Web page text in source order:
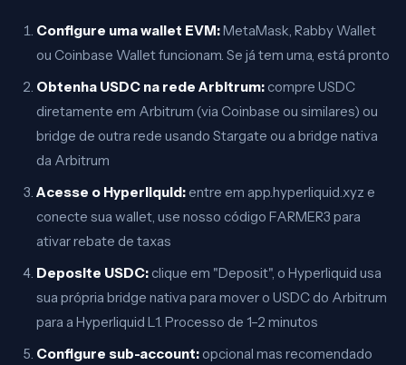
Configure uma wallet EVM:MetaMask, Rabby Wallet
ou Coinbase Wallet funcionam. Se já tem uma, está pronto
Obtenha USDC na rede Arbitrum: compre USDC
diretamente em Arbitrum (via Coinbase ou similares) ou
bridge de outra rede usando Stargate ou a bridge nativa
da Arbitrum
Acesse o Hyperliquid: entre em app.hyperliquid.xyz e
conecte sua wallet, use nosso código FARMER3 para
ativar rebate de taxas
Deposite USDC: clique em "Deposit", o Hyperliquid usa
sua própria bridge nativa para mover o USDC do Arbitrum
para a Hyperliquid L1. Processo de 1–2 minutos
Configure sub-account: opcional mas recomendado